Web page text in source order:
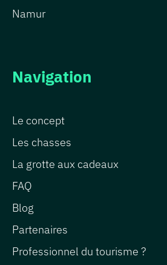
Navigation
Le concept
Les chasses
La grotte aux cadeaux
FAQ
Blog
Partenaires
Professionnel du tourisme ?
Namur